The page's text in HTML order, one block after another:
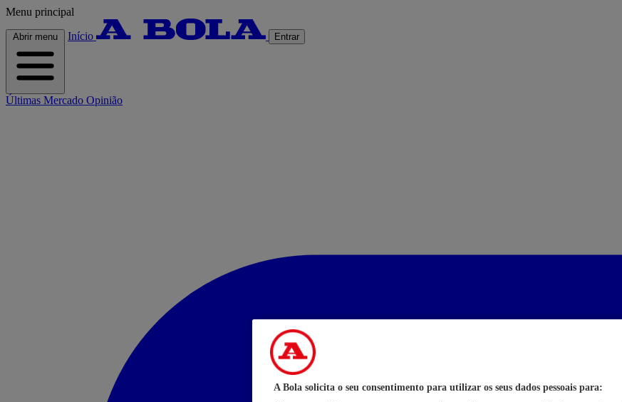
Menu principal
Abrir menu Início Entrar
Últimas Mercado Opinião
A Bola solicita o seu consentimento para utilizar os seus dados pessoais para: